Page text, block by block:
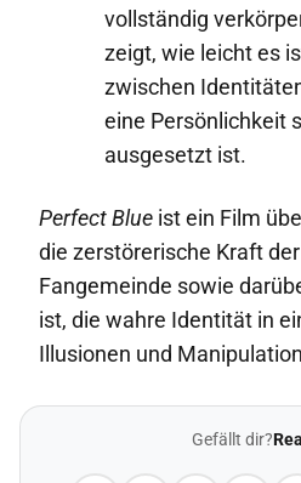
vollständig
zeigt, wie leicht es
zwischen
eine Persönlichkeit
ausgesetzt ist.
Perfect Blue ist ein Film
die zerstörerische Kraft
Fangemeinde sowie
ist, die wahre Identität in
Illusionen und
Gefällt dir?